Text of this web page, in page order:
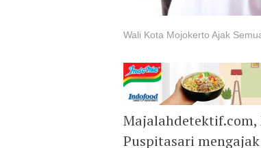
Wali Kota Mojokerto Ajak
Majalahdetektif.com,
Puspitasari